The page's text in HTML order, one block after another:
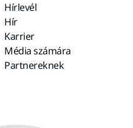
Hírlevél
Hír
Karrier
Média számára
Partnereknek